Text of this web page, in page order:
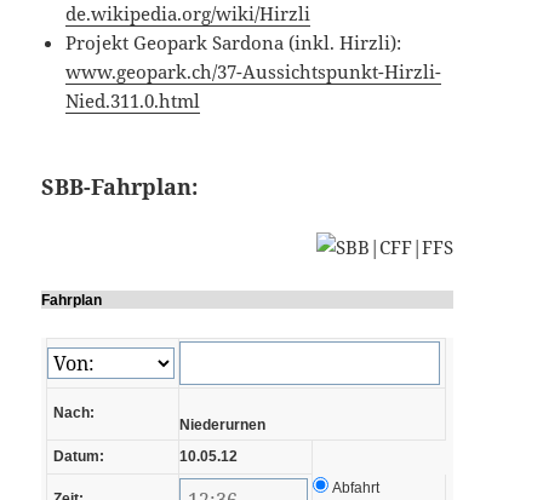
de.wikipedia.org/wiki/Hirzli
Projekt Geopark Sardona (inkl. Hirzli):
www.geopark.ch/37-Aussichtspunkt-Hirzli-
Nied.311.0.html
SBB-Fahrplan:
Fahrplan
Nach:
Niederurnen
Datum:
10.05.12
Abfahrt